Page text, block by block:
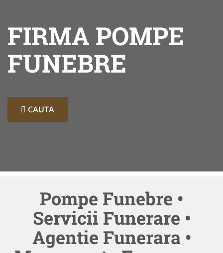
FIRMA POMPE
FUNEBRE
CAUTA
Pompe Funebre •
Servicii Funerare •
Agentie Funerara •